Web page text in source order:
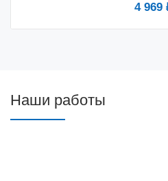
4 969
Наши работы